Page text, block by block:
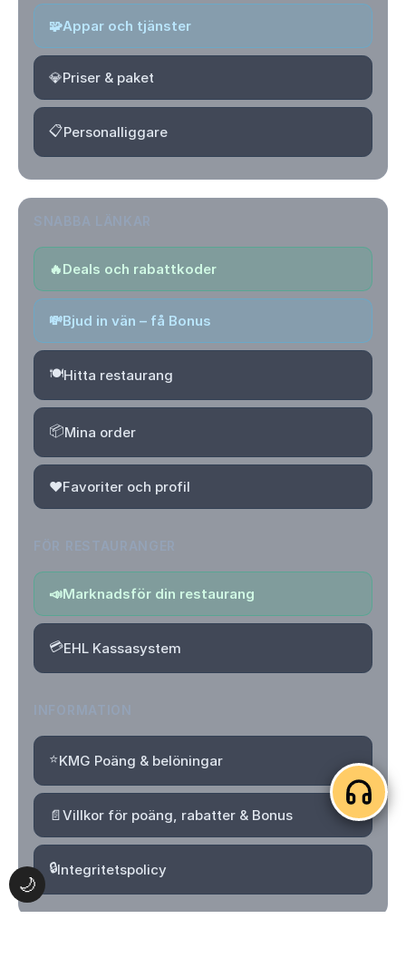
🌙
🧩Appar och tjänster
💎Priser & paket
📋Personalliggare
🔥Deals och rabattkoder
💸Bjud in vän – få Bonus
🍽️Hitta restaurang
📦Mina order
❤️Favoriter och profil
📣Marknadsför din restaurang
💳EHL Kassasystem
⭐KMG Poäng & belöningar
📄Villkor för poäng, rabatter & Bonus
🔒Integritetspolicy